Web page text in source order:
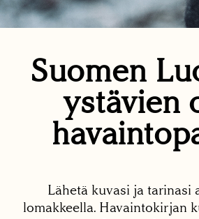
Suomen
ystävien
Lähetä kuvasi ja tarinasi
lomakkeella. Havaintokirjan